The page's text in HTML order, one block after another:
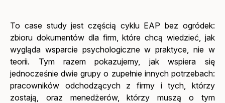
To case study jest częścią cyklu EAP bez ogródek:
zbioru dokumentów dla firm, które chcą wiedzieć, jak
wygląda wsparcie psychologiczne w praktyce, nie w
teorii. Tym razem pokazujemy, jak wspiera się
jednocześnie dwie grupy o zupełnie innych potrzebach:
pracowników odchodzących z firmy i tych, którzy
zostają, oraz menedżerów, którzy muszą o tym